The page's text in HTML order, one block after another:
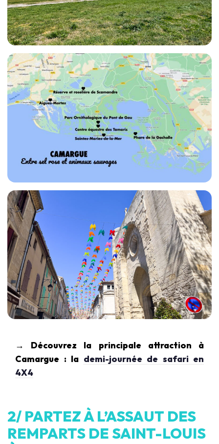
→ Découvrez la principale attraction à
Camargue : la demi-journée de safari en
4X4
2/ PARTEZ À L’ASSAUT DES
REMPARTS DE SAINT-LOUIS